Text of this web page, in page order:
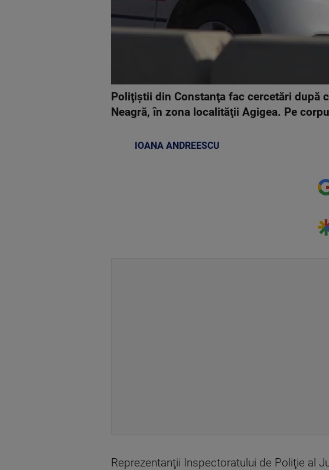
Poliţiştii din Constanţa fac cercetări după
Neagră, în zona localităţii Agigea. Pe
IOANA ANDREESCU
Reprezentanţii Inspectoratului de Poliţie al